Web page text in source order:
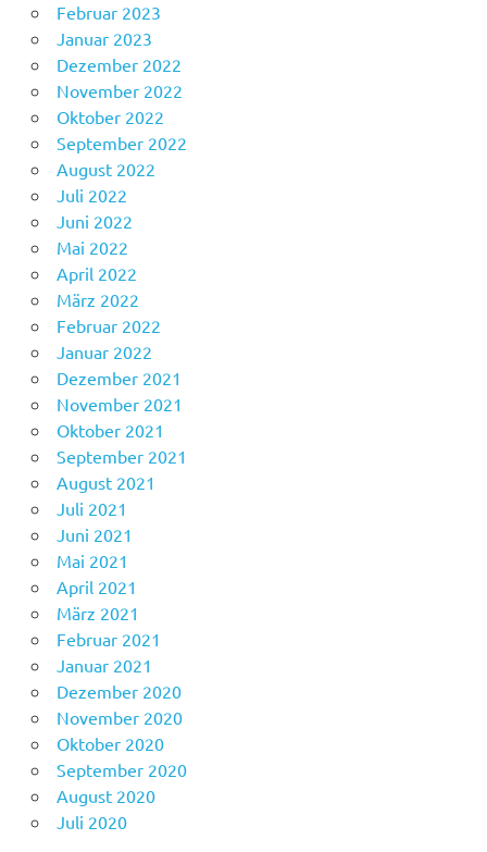
Februar 2023
Januar 2023
Dezember 2022
November 2022
Oktober 2022
September 2022
August 2022
Juli 2022
Juni 2022
Mai 2022
April 2022
März 2022
Februar 2022
Januar 2022
Dezember 2021
November 2021
Oktober 2021
September 2021
August 2021
Juli 2021
Juni 2021
Mai 2021
April 2021
März 2021
Februar 2021
Januar 2021
Dezember 2020
November 2020
Oktober 2020
September 2020
August 2020
Juli 2020